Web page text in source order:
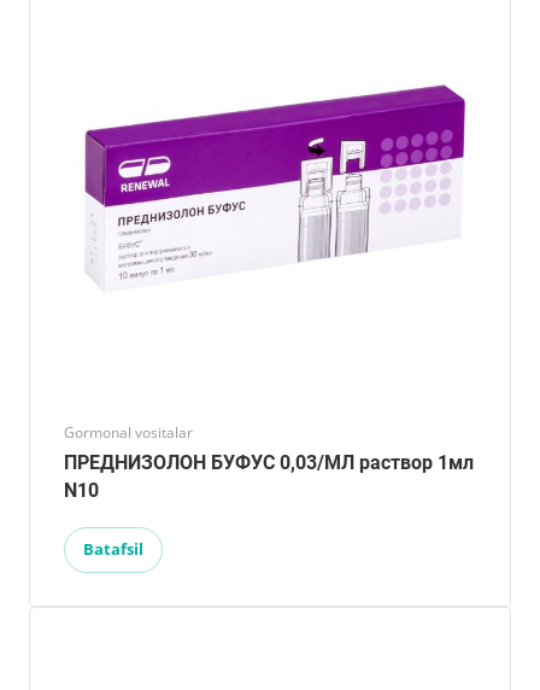
Gormonal vositalar
ПРЕДНИЗОЛОН БУФУС 0,03/МЛ раствор 1мл
N10
Batafsil